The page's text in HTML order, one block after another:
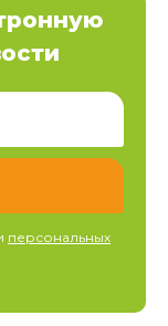
персональных